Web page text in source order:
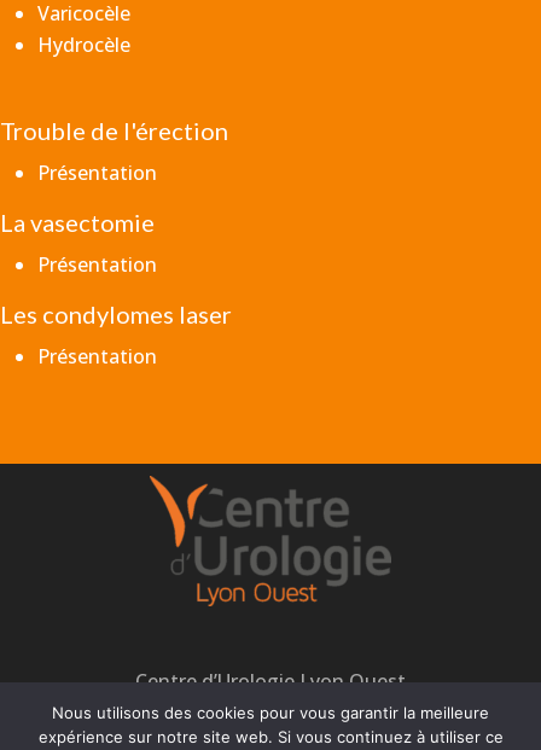
Varicocèle
Hydrocèle
Trouble de l'érection
Présentation
La vasectomie
Présentation
Les condylomes laser
Présentation
Centre d’Urologie Lyon Ouest
Nous utilisons des cookies pour vous garantir la meilleure
expérience sur notre site web. Si vous continuez à utiliser ce